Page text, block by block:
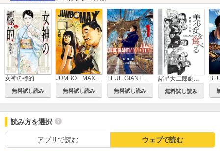
女神の標的
無料試し読み
JUMBO MAX～ハイパーED薬密造人～
無料試し読み
BLUE GIANT MOMENTUM
無料試し読み 無料試し読み
読み方を選択
アプリで読む ウェブで読む